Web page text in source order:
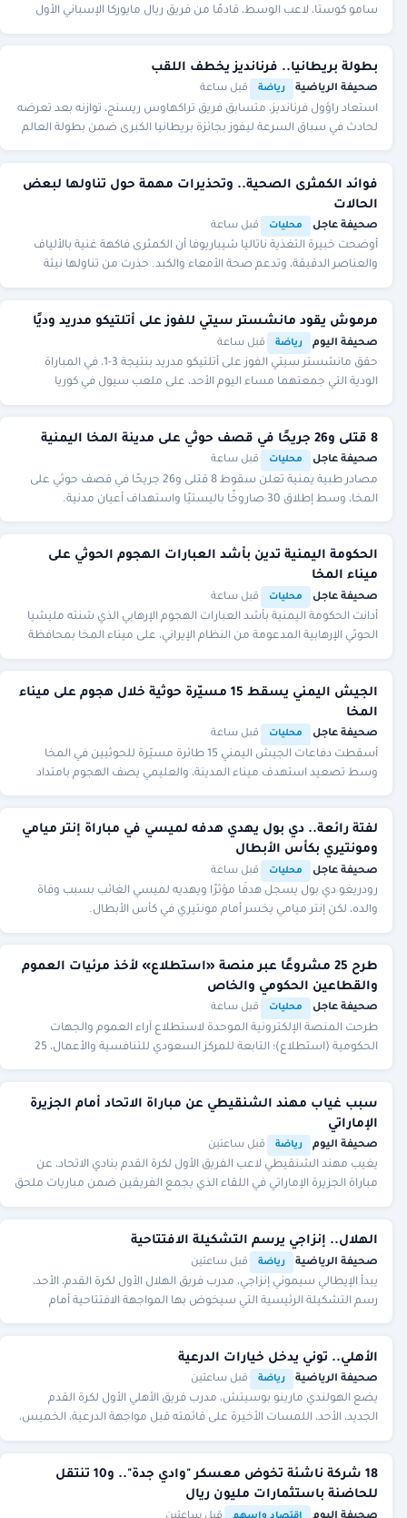
سامو كوستا، لاعب الوسط، قادمًا من فريق ريال مايوركا الإسباني الأول
بطولة بريطانيا.. فرنانديز يخطف اللقب
صحيفة الرياضية رياضة قبل ساعة
استعاد راؤول فرنانديز، متسابق فريق تراكهاوس ريسنج، ​توازنه بعد تعرضه
لحادث في سباق السرعة ليفوز بجائزة بريطانيا الكبرى ضمن بطولة العالم
للدراجات النارية، الأحد،
فوائد الكمثرى الصحية.. وتحذيرات مهمة حول تناولها لبعض
الحالات
صحيفة عاجل محليات قبل ساعة
أوضحت خبيرة التغذية ناتاليا شيباريوفا أن الكمثرى فاكهة غنية بالألياف
والعناصر الدقيقة، وتدعم صحة الأمعاء والكبد. حذرت من تناولها نيئة
مرموش يقود مانشستر سيتي للفوز على أتلتيكو مدريد وديًا
صحيفة اليوم رياضة قبل ساعة
حقق مانشستر سيتي الفوز على أتلتيكو مدريد بنتيجة 3-1، في المباراة
الودية التي جمعتهما مساء اليوم الأحد، على ملعب سيول في كوريا
8 قتلى و26 جريحًا في قصف حوثي على مدينة المخا اليمنية
صحيفة عاجل محليات قبل ساعة
مصادر طبية يمنية تعلن سقوط 8 قتلى و26 جريحًا في قصف حوثي على
المخا، وسط إطلاق 30 صاروخًا باليستيًا واستهداف أعيان مدنية.
الحكومة اليمنية تدين بأشد العبارات الهجوم الحوثي على
ميناء المخا
صحيفة عاجل محليات قبل ساعة
أدانت الحكومة اليمنية بأشد العبارات الهجوم الإرهابي الذي شنته مليشيا
الحوثي الإرهابية المدعومة من النظام الإيراني، على ميناء المخا بمحافظة
الجيش اليمني يسقط 15 مسيّرة حوثية خلال هجوم على ميناء
المخا
صحيفة عاجل محليات قبل ساعة
أسقطت دفاعات الجيش اليمني 15 طائرة مسيّرة للحوثيين في المخا
وسط تصعيد استهدف ميناء المدينة، والعليمي يصف الهجوم بامتداد
لفتة رائعة.. دي بول يهدي هدفه لميسي في مباراة إنتر ميامي
ومونتيري بكأس الأبطال
صحيفة عاجل محليات قبل ساعة
رودريغو دي بول يسجل هدفًا مؤثرًا ويهديه لميسي الغائب بسبب وفاة
والده، لكن إنتر ميامي يخسر أمام مونتيري في كأس الأبطال.
طرح 25 مشروعًا عبر منصة «استطلاع» لأخذ مرئيات العموم
والقطاعين الحكومي والخاص
صحيفة عاجل محليات قبل ساعة
طرحت المنصة الإلكترونية الموحدة لاستطلاع آراء العموم والجهات
الحكومية (استطلاع)؛ التابعة للمركز السعودي للتنافسية والأعمال، 25
سبب غياب مهند الشنقيطي عن مباراة الاتحاد أمام الجزيرة
الإماراتي
صحيفة اليوم رياضة قبل ساعتين
يغيب مهند الشنقيطي لاعب الفريق الأول لكرة القدم بنادي الاتحاد، عن
مباراة الجزيرة الإماراتي في اللقاء الذي يجمع الفريقين ضمن مباريات ملحق
الهلال.. إنزاجي يرسم التشكيلة الافتتاحية
صحيفة الرياضية رياضة قبل ساعتين
يبدأ الإيطالي سيموني إنزاجي، مدرب فريق الهلال الأول لكرة القدم، الأحد،
رسم التشكيلة الرئيسية التي سيخوض بها المواجهة الافتتاحية أمام
الفيصلي، الجمعة المقبل، في
الأهلي.. توني يدخل خيارات الدرعية
صحيفة الرياضية رياضة قبل ساعتين
يضع الهولندي مارينو بوسيتش، مدرب فريق الأهلي الأول لكرة القدم
الجديد، الأحد، اللمسات الأخيرة على قائمته قبل مواجهة الدرعية، الخميس،
18 شركة ناشئة تخوض معسكر "وادي جدة".. و10 تنتقل
للحاضنة باستثمارات مليون ريال